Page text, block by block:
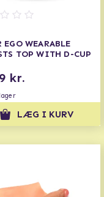
EGO WEARABLE
TOP WITH D-CUP
kr.
LÆG I KURV